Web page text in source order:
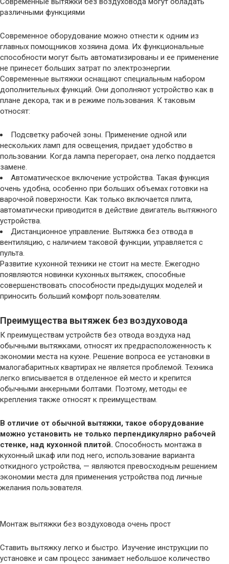
различными функциями
Современное оборудование можно отнести к одним из
главных помощников хозяина дома. Их функциональные
способности могут быть автоматизированы и ее применение
не принесет больших затрат по электроэнергии.
Современные вытяжки оснащают специальным набором
дополнительных функций. Они дополняют устройство как в
плане декора, так и в режиме пользования. К таковым
относят:
Подсветку рабочей зоны. Применение одной или
нескольких ламп для освещения, придает удобство в
пользовании. Когда лампа перегорает, она легко поддается
замене.
Автоматическое включение устройства. Такая функция
очень удобна, особенно при больших объемах готовки на
варочной поверхности. Как только включается плита,
автоматически приводится в действие двигатель вытяжного
устройства.
Дистанционное управление. Вытяжка без отвода в
вентиляцию, с наличием таковой функции, управляется с
пульта.
Развитие кухонной техники не стоит на месте. Ежегодно
появляются новинки кухонных вытяжек, способные
совершенствовать способности предыдущих моделей и
приносить больший комфорт пользователям.
Преимущества вытяжек без воздуховода
К преимуществам устройств без отвода воздуха над
обычными вытяжками, относят их предрасположенность к
экономии места на кухне. Решение вопроса ее установки в
малогабаритных квартирах не является проблемой. Техника
легко вписывается в отделенное ей место и крепится
обычными анкерными болтами. Поэтому, методы ее
крепления также относят к преимуществам.
В отличие от обычной вытяжки, такое оборудование
можно установить не только перпендикулярно рабочей
стенке, над кухонной плитой. Способность монтажа в
кухонный шкаф или под него, использование варианта
откидного устройства, — являются превосходным решением
экономии места для применения устройства под личные
желания пользователя.
Монтаж вытяжки без воздуховода очень прост
Ставить вытяжку легко и быстро. Изучение инструкции по
установке и сам процесс занимает небольшое количество